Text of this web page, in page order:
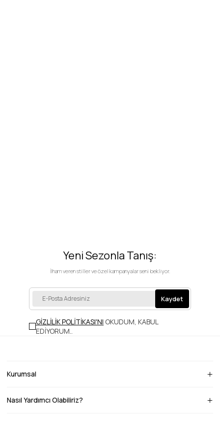
Yeni Sezonla Tanış:
İlham veren stiller ve özel kampanyalar seni bekliyor.
Kaydet
GİZLİLİK POLİTİKASI'NI OKUDUM, KABUL
EDİYORUM..
Kurumsal
Nasıl Yardımcı Olabiliriz?